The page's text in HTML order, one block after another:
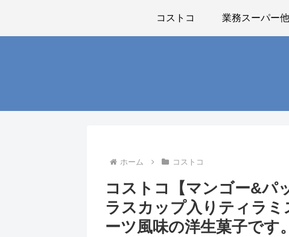
コストコ 業務スーパー他
ホーム コストコ
コストコ【マンゴー&パ
ラスカップ入りティラ
ーツ風味の洋生菓子です。